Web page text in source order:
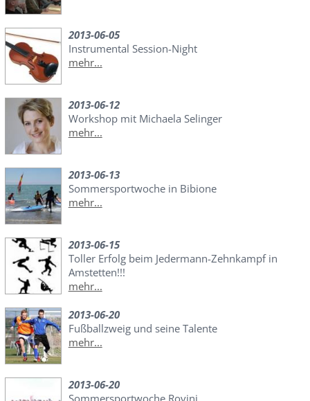
2013-06-05
Instrumental Session-Night
mehr...
2013-06-12
Workshop mit Michaela Selinger
mehr...
2013-06-13
Sommersportwoche in Bibione
mehr...
2013-06-15
Toller Erfolg beim Jedermann-Zehnkampf in
Amstetten!!!
mehr...
2013-06-20
Fußballzweig und seine Talente
mehr...
2013-06-20
Sommersportwoche Rovinj